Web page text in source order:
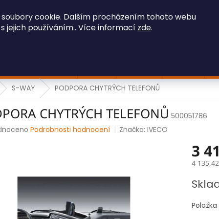
cookie. Dalším procházením tohoto webu
jejich používáním.. Více informací zde.
S-WAY PODPORA CHYTRÝCH TELEFONŮ
CHYTRÝCH TELEFONŮ 500051786
Podrobnosti hodnocení Značka:IVECO
3
4
cena: